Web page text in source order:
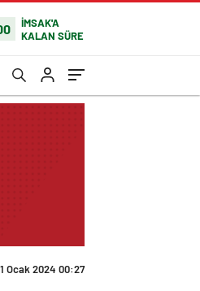
İMSAK'A
KALAN SÜRE
Ocak 2024 00:27